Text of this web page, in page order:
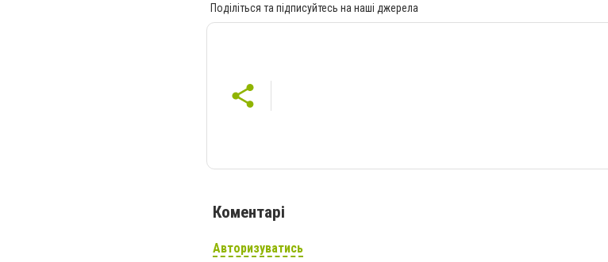
Поділіться та підписуйтесь на наші джерела
Коментарі
Авторизуватись